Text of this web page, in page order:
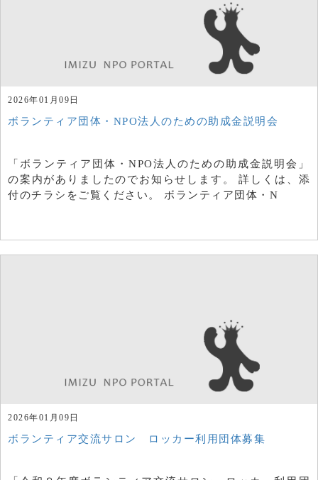
2026年01月09日
ボランティア団体・NPO法人のための助成金説明会
「ボランティア団体・NPO法人のための助成金説明会」
の案内がありましたのでお知らせします。 詳しくは、添
付のチラシをご覧ください。 ボランティア団体・N
2026年01月09日
ボランティア交流サロン ロッカー利用団体募集